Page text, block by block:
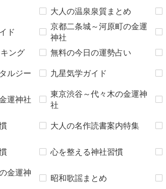
大人の温泉泉質まとめ
ド
京都二条城～河原町の金運
神社
ング 無料の今日の運勢占い
ルジー 九星気学ガイド
運神社
東京渋谷～代々木の金運神
社
大人の名作読書案内特集
心を整える神社習慣
金運神
昭和歌謡まとめ